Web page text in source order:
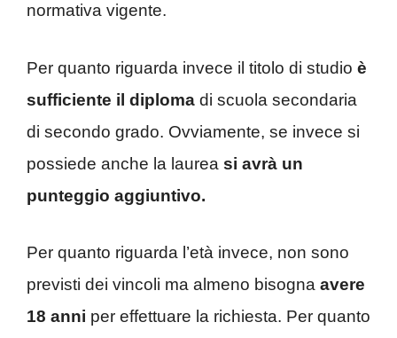
normativa vigente.
Per quanto riguarda invece il titolo di studio è
sufficiente il diploma di scuola secondaria
di secondo grado. Ovviamente, se invece si
possiede anche la laurea si avrà un
punteggio aggiuntivo.
Per quanto riguarda l’età invece, non sono
previsti dei vincoli ma almeno bisogna avere
18 anni per effettuare la richiesta. Per quanto